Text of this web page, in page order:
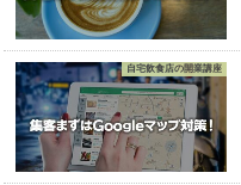
自宅飲食店の開業講座